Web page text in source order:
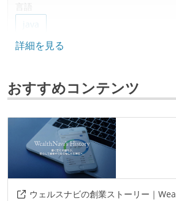
言語
java
データベース
プロジェクト管理
jira
github
情報共有ツール
slack
その他
詳細を見る
おすすめコンテンツ
ウェルスナビの創業ストーリー｜